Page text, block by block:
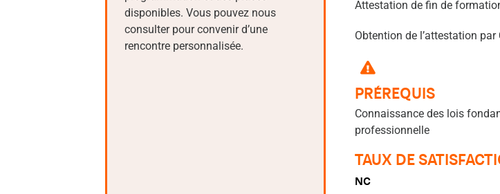
disponibles. Vous pouvez nous
consulter pour convenir d’une
rencontre personnalisée.
Attestation de fin de
Obtention de l’attestation par
PRÉREQUIS
Connaissance des lois
professionnelle
TAUX DE
NC